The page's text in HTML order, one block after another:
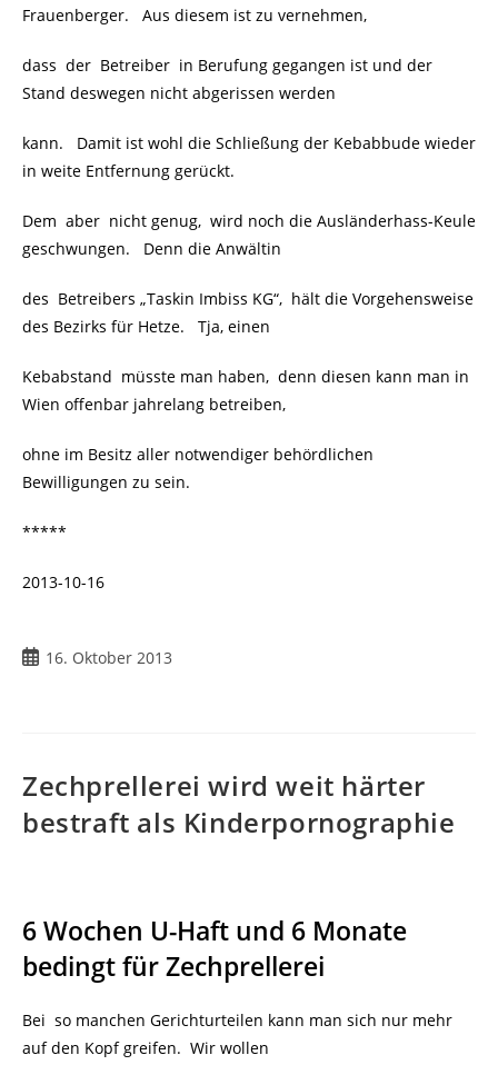
Frauenberger. Aus diesem ist zu vernehmen,
dass der Betreiber in Berufung gegangen ist und der
Stand deswegen nicht abgerissen werden
kann. Damit ist wohl die Schließung der Kebabbude wieder
in weite Entfernung gerückt.
Dem aber nicht genug, wird noch die Ausländerhass-Keule
geschwungen. Denn die Anwältin
des Betreibers „Taskin Imbiss KG“, hält die Vorgehensweise
des Bezirks für Hetze. Tja, einen
Kebabstand müsste man haben, denn diesen kann man in
Wien offenbar jahrelang betreiben,
ohne im Besitz aller notwendiger behördlichen
Bewilligungen zu sein.
*****
2013-10-16
Beitrag16. Oktober 2013
Zechprellerei wird weit härter
bestraft als Kinderpornographie
6 Wochen U-Haft und 6 Monate
bedingt für Zechprellerei
Bei so manchen Gerichturteilen kann man sich nur mehr
auf den Kopf greifen. Wir wollen